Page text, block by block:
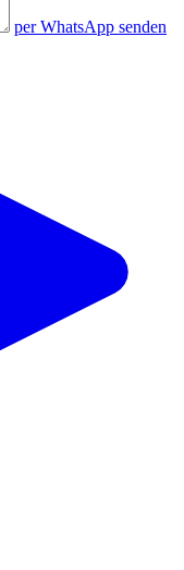
per WhatsApp senden